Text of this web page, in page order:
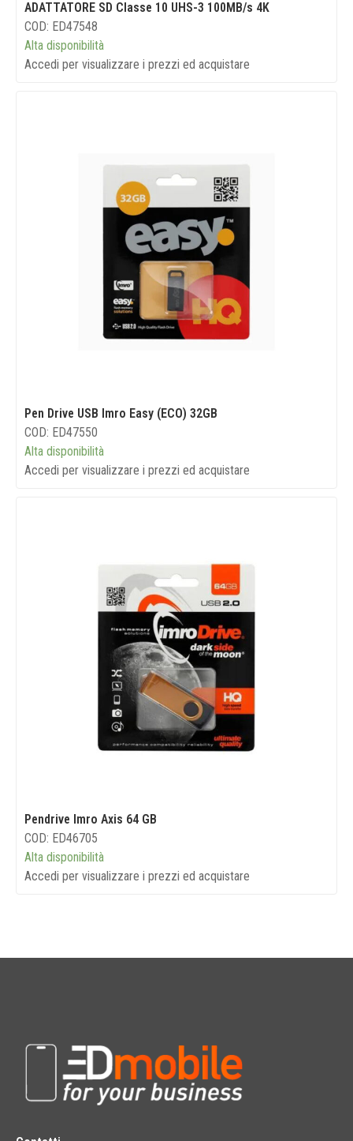
ADATTATORE SD Classe 10 UHS-3 100MB/s 4K
COD: ED47548
Alta disponibilità
Accedi per visualizzare i prezzi ed acquistare
Pen Drive USB Imro Easy (ECO) 32GB
COD: ED47550
Alta disponibilità
Accedi per visualizzare i prezzi ed acquistare
Pendrive Imro Axis 64 GB
COD: ED46705
Alta disponibilità
Accedi per visualizzare i prezzi ed acquistare